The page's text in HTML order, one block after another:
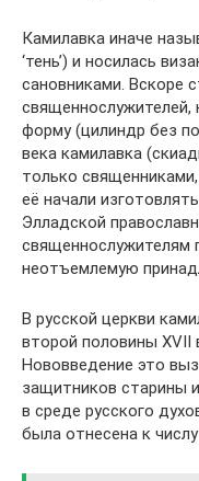
Камилавка иначе
‘тень’) и носилась
сановниками. Вскоре
священнослужителей,
форму (цилиндр без
века камилавка
только
её начали
Элладской
священнослужителям
неотъемлемую
В русской церкви
второй половины XVII
Нововведение это
защитников старины
в среде русского
была отнесена к